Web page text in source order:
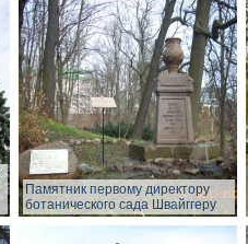
Памятник первому директору
ботанического сада Швайггеру